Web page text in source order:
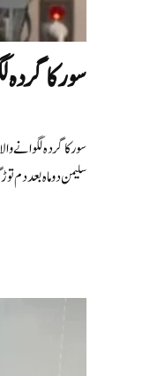
سور کا گردہ
سور کا گردہ لگوانے
سلیمن دو ماہ بعد دم توڑ گیا۔ یاد رہے کہ 62 سالہ مریض رچرڈ